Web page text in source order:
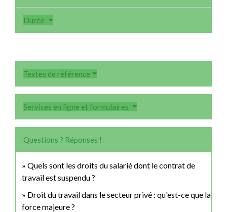
Durée
Textes de référence
Services en ligne et formulaires
Questions ? Réponses !
Quels sont les droits du salarié dont le contrat de
travail est suspendu ?
Droit du travail dans le secteur privé : qu'est-ce que la
force majeure ?